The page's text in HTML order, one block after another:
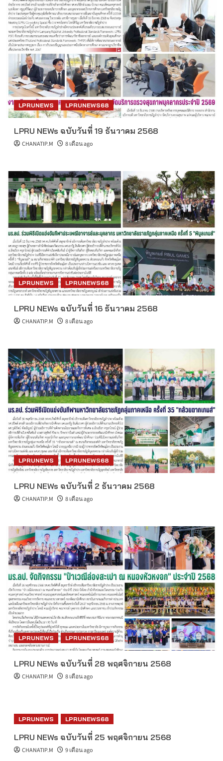
LPRUNEWS LPRUNEWS68
LPRU NEWs ฉบับวันที่ 19 ธันวาคม 2568
CHANATIP.M 8 เดือน ago
LPRUNEWS LPRUNEWS68
LPRU NEWs ฉบับวันที่ 16 ธันวาคม 2568
CHANATIP.M 8 เดือน ago
LPRUNEWS LPRUNEWS68
LPRU NEWs ฉบับวันที่ 2 ธันวาคม 2568
CHANATIP.M 8 เดือน ago
LPRUNEWS LPRUNEWS68
LPRU NEWs ฉบับวันที่ 28 พฤศจิกายน 2568
CHANATIP.M 8 เดือน ago
LPRUNEWS LPRUNEWS68
LPRU NEWs ฉบับวันที่ 25 พฤศจิกายน 2568
CHANATIP.M 9 เดือน ago